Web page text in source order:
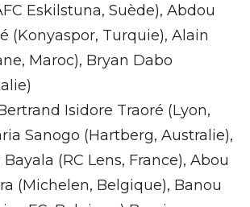
Eskilstuna, Suède), Abdou
(Konyaspor, Turquie), Alain
Maroc), Bryan Dabo
Isidore Traoré (Lyon,
Sanogo (Hartberg, Australie),
(RC Lens, France), Abou
(Michelen, Belgique), Banou